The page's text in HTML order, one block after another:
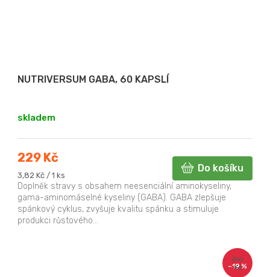
NUTRIVERSUM GABA, 60 KAPSLÍ
skladem
229 Kč
Měrná
cena:
3,82 Kč / 1 ks
Do košíku
Doplněk stravy s obsahem neesenciální aminokyseliny,
gama-aminomáselné kyseliny (GABA). GABA zlepšuje
spánkový cyklus, zvyšuje kvalitu spánku a stimuluje
produkci růstového...
310
Kč
–19 %